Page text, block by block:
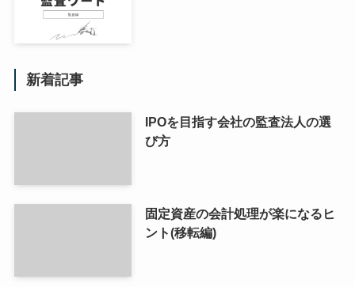
新着記事
IPOを目指す会社の監査法人の選
び方
固定資産の会計処理が楽になるヒ
ント(移転編)